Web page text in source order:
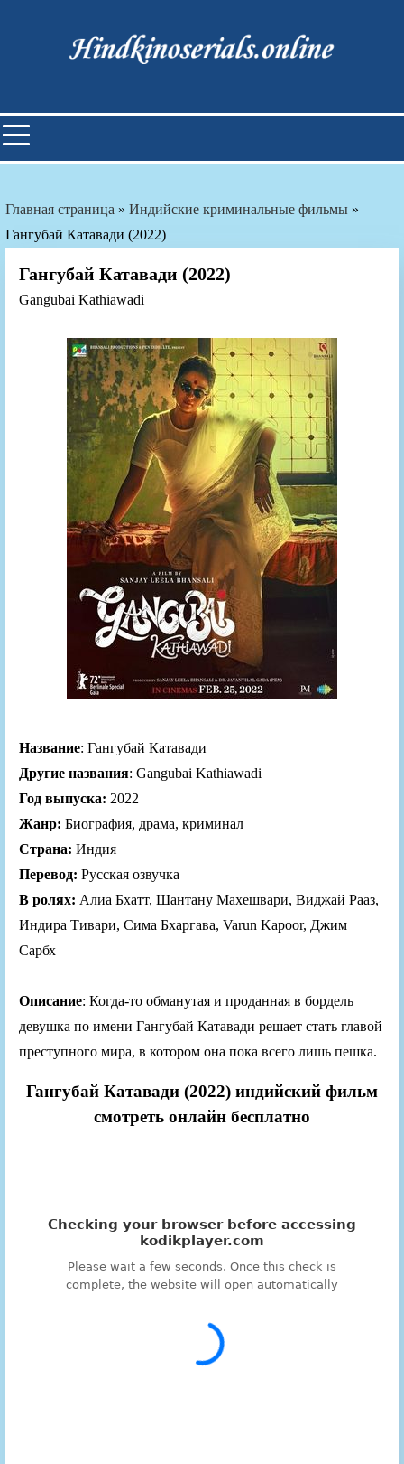
Индийские фильмы смотреть
онлайн
Главная страница » Индийские криминальные фильмы »
Гангубай Катавади (2022)
Гангубай Катавади (2022)
Gangubai Kathiawadi
Название: Гангубай Катавади
Другие названия: Gangubai Kathiawadi
Год выпуска: 2022
Жанр: Биография, драма, криминал
Страна: Индия
Перевод: Русская озвучка
В ролях: Алиа Бхатт, Шантану Махешвари, Виджай Рааз,
Индира Тивари, Сима Бхаргава, Varun Kapoor, Джим
Сарбх
Описание: Когда-то обманутая и проданная в бордель
девушка по имени Гангубай Катавади решает стать главой
преступного мира, в котором она пока всего лишь пешка.
Гангубай Катавади (2022) индийский фильм
смотреть онлайн бесплатно